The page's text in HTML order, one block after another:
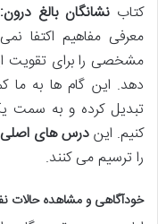
کتاب نشانگان بالغ
معرفی مفاهیم اکتفا
مشخصی را برای تقویت
دهد. این گام ها به ما
تبدیل کرده و به سمت
کنیم. ایندرس های اصلی
را ترسیم می کنند.
خودآگاهی و مشاهده حالات